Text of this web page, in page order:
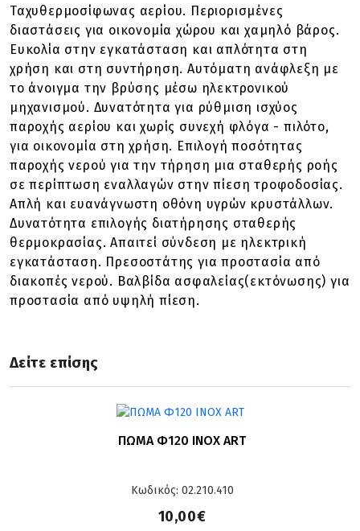
Ταχυθερμοσίφωνας αερίου. Περιορισμένες
διαστάσεις για οικονομία χώρου και χαμηλό βάρος.
Ευκολία στην εγκατάσταση και απλότητα στη
χρήση και στη συντήρηση. Αυτόματη ανάφλεξη με
το άνοιγμα την βρύσης μέσω ηλεκτρονικού
μηχανισμού. Δυνατότητα για ρύθμιση ισχύος
παροχής αερίου και χωρίς συνεχή φλόγα - πιλότο,
για οικονομία στη χρήση. Επιλογή ποσότητας
παροχής νερού για την τήρηση μια σταθερής ροής
σε περίπτωση εναλλαγών στην πίεση τροφοδοσίας.
Απλή και ευανάγνωστη οθόνη υγρών κρυστάλλων.
Δυνατότητα επιλογής διατήρησης σταθερής
θερμοκρασίας. Απαιτεί σύνδεση με ηλεκτρική
εγκατάσταση. Πρεσοστάτης για προστασία από
διακοπές νερού. Βαλβίδα ασφαλείας(εκτόνωσης) για
προστασία από υψηλή πίεση.
Δείτε επίσης
ΠΩΜΑ Φ120 ΙΝΟΧ ART
Κωδικός: 02.210.410
10,00€